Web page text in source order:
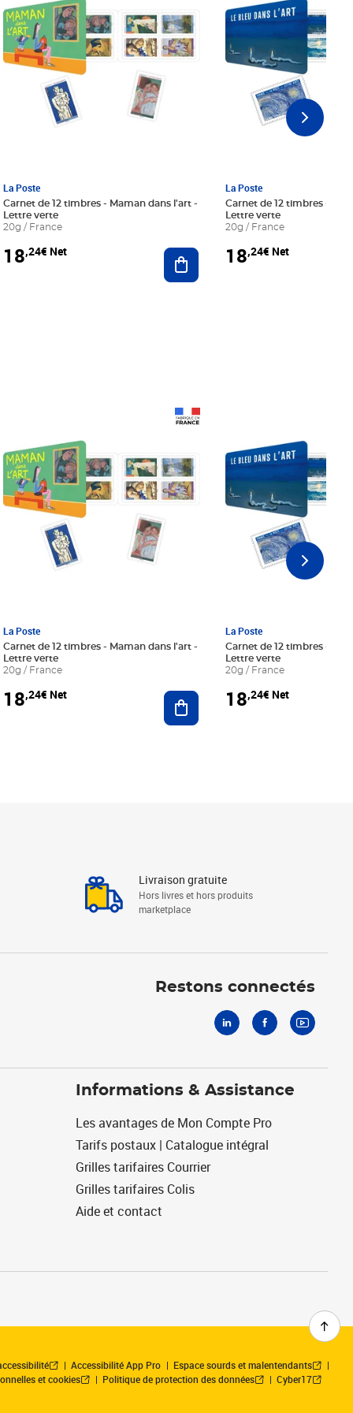
au panier
La Poste
Carnet de 12 timbres - Maman dans l'art -
Lettre verte
20g / France
18,24€ Net Ajouter au panier
La Poste
Carnet de 12 timbres - Le
Lettre verte
20g / France
18,24€ Net
au panier
La Poste
Carnet de 12 timbres - Maman dans l'art -
Lettre verte
20g / France
18,24€ Net Ajouter au panier
La Poste
Carnet de 12 timbres - Le
Lettre verte
20g / France
18,24€ Net
Livraison gratuite
Hors livres et hors produits
marketplace
Restons connectés
Informations & Assistance
Les avantages de Mon Compte Pro
Tarifs postaux | Catalogue intégral
Grilles tarifaires Courrier
Grilles tarifaires Colis
Aide et contact
Accessibilité App Pro
Espace sourds et malentendants
et cookies
Politique de protection des données Cyber17